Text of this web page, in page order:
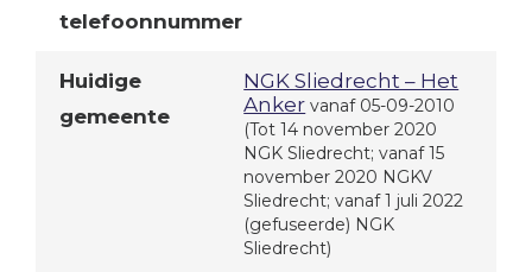
telefoonnummer
Huidige
gemeente
NGK Sliedrecht – Het
Anker vanaf 05-09-2010
(Tot 14 november 2020
NGK Sliedrecht; vanaf 15
november 2020 NGKV
Sliedrecht; vanaf 1 juli 2022
(gefuseerde) NGK
Sliedrecht)